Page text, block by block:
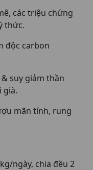
các triệu chứng
thức.
độc carbon
suy giảm thần
già.
mãn tính, rung
ngày, chia đều 2